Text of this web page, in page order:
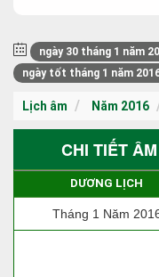
ngày 30 tháng 1 năm
ngày tốt tháng 1 năm
Lịch âm Năm 2016
CHI TIẾT
DƯƠNG LỊCH
Tháng 1 Năm